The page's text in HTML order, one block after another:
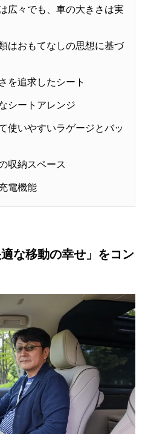
広々でも、車の大きさは実
はおもてなしの思想に基づ
を追求したシート
シートアレンジ
使いやすいラゲージとバッ
収納スペース
電機能
な移動の幸せ」をコン